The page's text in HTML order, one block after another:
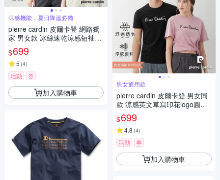
涼感機能，夏日降溫必備
pierre cardin 皮爾卡登 網路獨
家 男女款 冰絲速乾涼感短袖T
恤/運動圓領上衣(多色任選)
$699
5 (4)
活動 券
加入購物車
男女通用款
pierre cardin 皮爾卡登 男女同
款 涼感英文草寫印花logo圓領
短袖T恤(多色任選)
$699
4.8 (4)
活動 券
加入購物車